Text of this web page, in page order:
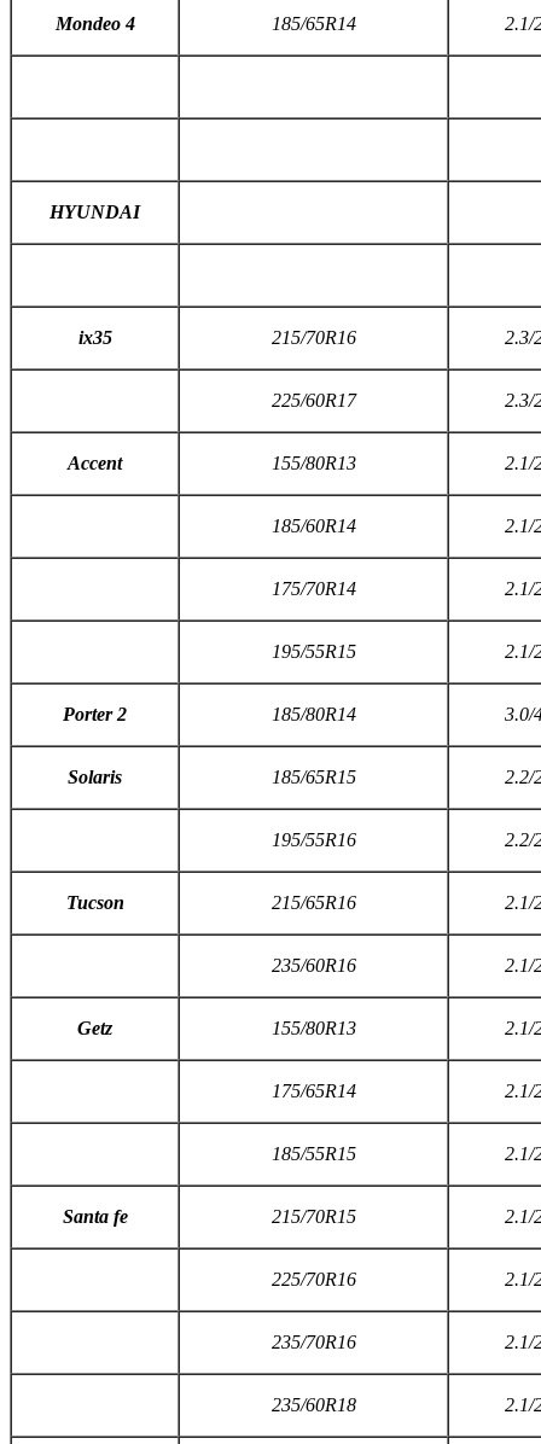
Mondeo 4 185/65R14 2.1/
HYUNDAI
ix35 215/70R16 2.3/
225/60R17 2.3/
Accent 155/80R13 2.1/
185/60R14 2.1/
175/70R14 2.1/
195/55R15 2.1/
Porter 2 185/80R14 3.0/
Solaris 185/65R15 2.2/
195/55R16 2.2/
Tucson 215/65R16 2.1/
235/60R16 2.1/
Getz 155/80R13 2.1/
175/65R14 2.1/
185/55R15 2.1/
Santa fe 215/70R15 2.1/
225/70R16 2.1/
235/70R16 2.1/
235/60R18 2.1/